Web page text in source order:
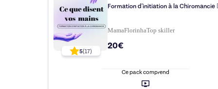
5(17)
Formation d'initiation à la Chiromancie
MamaFlorinhaTop skiller
20€
Ce pack comprend